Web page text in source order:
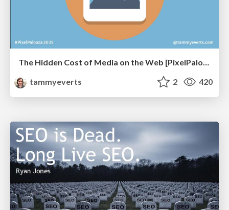
The Hidden Cost of Media on the Web [PixelPalooza 2025]
tammyeverts
2 420